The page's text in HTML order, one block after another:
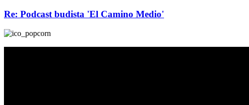
Re: Podcast budista 'El Camino Medio'